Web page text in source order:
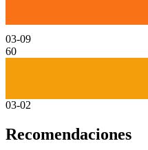
03-09
60
03-02
Recomendaciones